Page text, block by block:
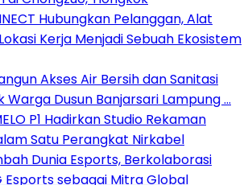
Hubungkan Pelanggan, Alat
Kerja Menjadi Sebuah Ekosistem
Akses Air Bersih dan Sanitasi
Warga Dusun Banjarsari Lampung …
P1 Hadirkan Studio Rekaman
Satu Perangkat Nirkabel
Dunia Esports, Berkolaborasi
Esports sebagai Mitra Global